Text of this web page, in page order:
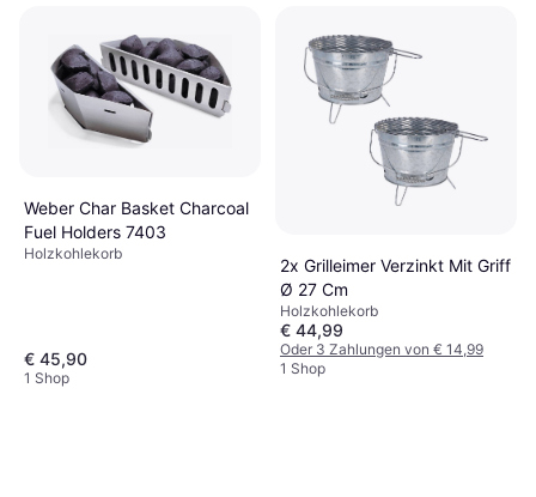
Weber Char Basket Charcoal
Fuel Holders 7403
Holzkohlekorb
€ 45,90
1 Shop
2x Grilleimer Verzinkt Mit Griff
Ø 27 Cm
Holzkohlekorb
€ 44,99
Oder 3 Zahlungen von € 14,99
1 Shop